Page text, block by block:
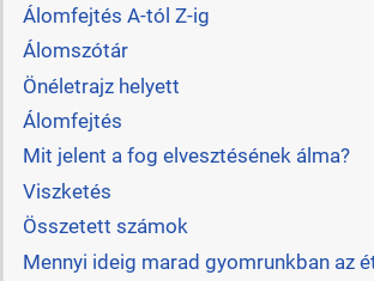
Álomfejtés A-tól Z-ig
Álomszótár
Önéletrajz helyett
Álomfejtés
Mit jelent a fog elvesztésének álma?
Viszketés
Összetett számok
Mennyi ideig marad gyomrunkban az